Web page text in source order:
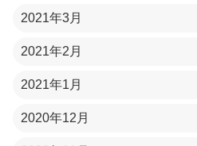
2021年3月
2021年2月
2021年1月
2020年12月